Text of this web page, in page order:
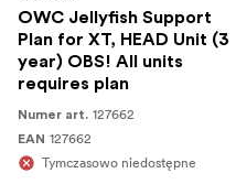
OWC Jellyfish Support
Plan for XT, HEAD Unit (3
year) OBS! All units
requires plan
Numer art. 127662
EAN 127662
Tymczasowo niedostępne